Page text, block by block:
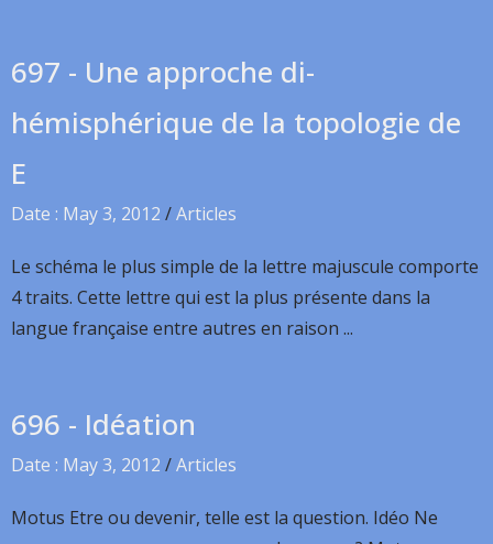
697 - Une approche di-
hémisphérique de la topologie de
E
Date : May 3, 2012 /Articles
Le schéma le plus simple de la lettre majuscule comporte
4 traits. Cette lettre qui est la plus présente dans la
langue française entre autres en raison ...
696 - Idéation
Date : May 3, 2012 /Articles
Motus Etre ou devenir, telle est la question. Idéo Ne